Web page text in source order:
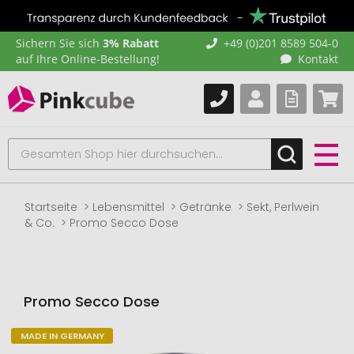
Sichern Sie sich 3% Rabatt
auf Ihre Online-Bestellung!
+49 (0)201 8589 504-0
Kontakt
Startseite Lebensmittel Getränke
Sekt, Perlwein
& Co.
Promo Secco Dose
Promo Secco Dose
Zum
MADE IN GERMANY